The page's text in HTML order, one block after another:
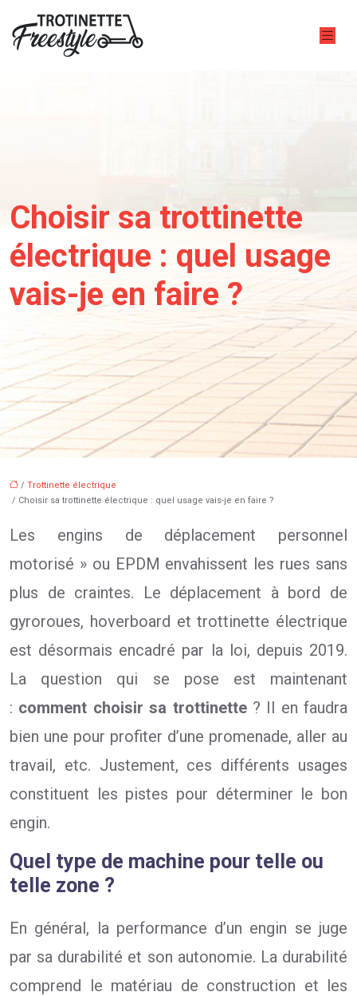
Choisir sa trottinette
électrique : quel usage
vais-je en faire ?
/ Trottinette électrique
/ Choisir sa trottinette électrique : quel usage vais-je en faire ?
Les engins de déplacement personnel
motorisé » ou EPDM envahissent les rues sans
plus de craintes. Le déplacement à bord de
gyroroues, hoverboard et trottinette électrique
est désormais encadré par la loi, depuis 2019.
La question qui se pose est maintenant
: comment choisir sa trottinette? Il en faudra
bien une pour profiter d’une promenade, aller au
travail, etc. Justement, ces différents usages
constituent les pistes pour déterminer le bon
engin.
Quel type de machine pour telle ou
telle zone ?
En général, la performance d’un engin se juge
par sa durabilité et son autonomie. La durabilité
comprend le matériau de construction et les